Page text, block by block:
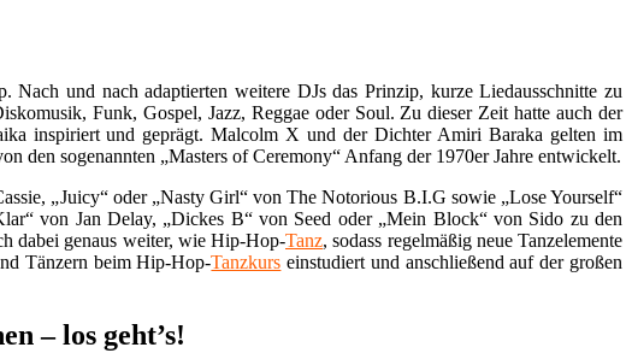
und nach adaptierten weitere DJs das Prinzip, kurze Liedausschnitte zu
Funk, Gospel, Jazz, Reggae oder Soul. Zu dieser Zeit hatte auch der
inspiriert und geprägt. Malcolm X und der Dichter Amiri Baraka gelten im
den sogenannten „Masters of Ceremony“ Anfang der 1970er Jahre entwickelt.
„Juicy“ oder „Nasty Girl“ von The Notorious B.I.G sowie „Lose Yourself“
von Jan Delay, „Dickes B“ von Seed oder „Mein Block“ von Sido zu den
dabei genaus weiter, wie Hip-Hop-Tanz, sodass regelmäßig neue Tanzelemente
Tänzern beim Hip-Hop-Tanzkurs einstudiert und anschließend auf der großen
– los geht’s!